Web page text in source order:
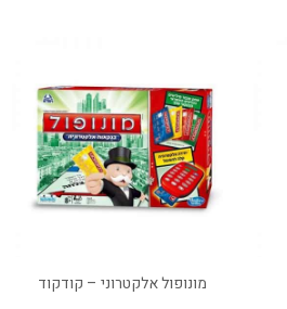
מונופול אלקטרוני – קודקוד